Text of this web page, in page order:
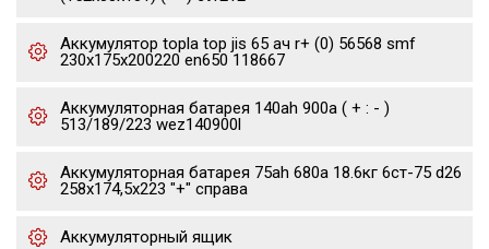
Аккумулятор topla top jis 65 ач r+ (0) 56568 smf
230x175x200220 en650 118667
Аккумуляторная батарея 140ah 900a ( + : - )
513/189/223 wez140900l
Аккумуляторная батарея 75ah 680a 18.6кг 6ст-75 d26
258x174,5x223 "+" справа
Аккумуляторный ящик